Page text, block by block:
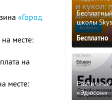
«Город
месте:
на
месте:
школы
Бесплатно
«Эдюсон»